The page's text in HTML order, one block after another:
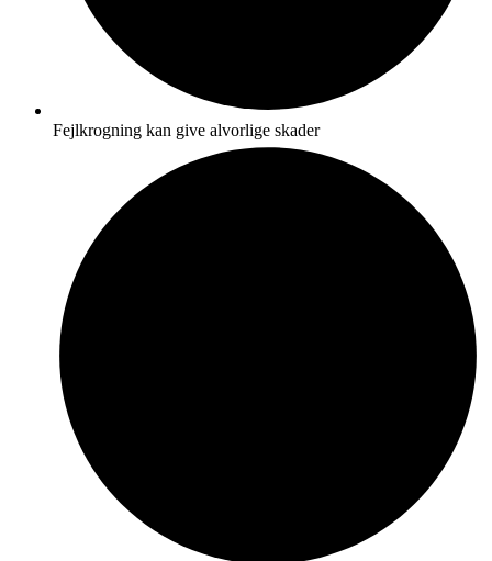
Fejlkrogning kan give alvorlige skader